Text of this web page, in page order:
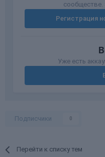
сообществе.
Регистрация
Уже есть
Подписчики 0
Перейти к списку тем